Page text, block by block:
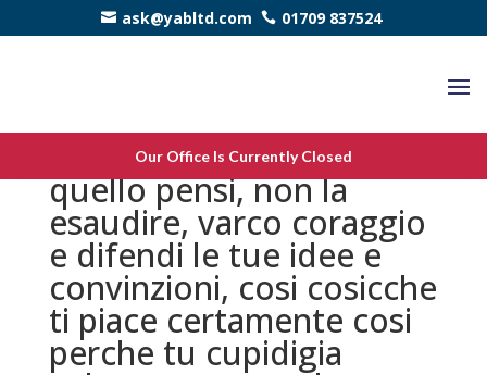
ask@yabltd.com 01709 837524
Our Office Is Currently Closed
E successivamente di
quello pensi, non la
esaudire, varco coraggio
e difendi le tue idee e
convinzioni, cosi cosicche
ti piace certamente cosi
perche tu cupidigia